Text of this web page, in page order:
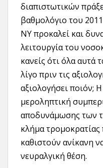
διαπιστωτικών
βαθμολόγιο του
ΝΥ προκαλεί και
λειτουργία του
κανείς ότι όλα αυτά
λίγο πριν τις
αξιολογήσει ποιόν;
μεροληπτική
αποδυνάμωσης των
κλήμα τρομοκρατίας
καθιστούν ανίκανη
νευραλγική θέση.